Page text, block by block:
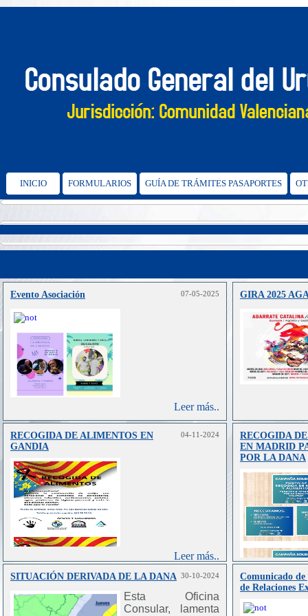
INICIO FORMULARIOS GUÍA DE TRÁMITES PASAPORTES
Evento Asociación 07-05-2025
Leer más..
GIRA 2025
RECOGIDA DE ALIMENTOS EN
GANDIA
04-11-2024
Leer más..
RECOGIDA
EN MADRID
POR LA DANA
SITUACIÓN DERIVADA DE LA DANA 30-10-2024
Esta Oficina
Consular, lamenta
Comunicado
de Relaciones